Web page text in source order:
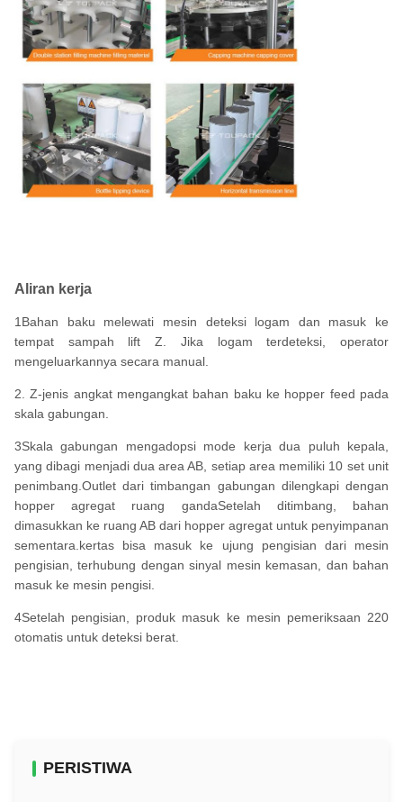
Aliran kerja
1Bahan baku melewati mesin deteksi logam dan masuk ke
tempat sampah lift Z. Jika logam terdeteksi, operator
mengeluarkannya secara manual.
2. Z-jenis angkat mengangkat bahan baku ke hopper feed pada
skala gabungan.
3Skala gabungan mengadopsi mode kerja dua puluh kepala,
yang dibagi menjadi dua area AB, setiap area memiliki 10 set unit
penimbang.Outlet dari timbangan gabungan dilengkapi dengan
hopper agregat ruang gandaSetelah ditimbang, bahan
dimasukkan ke ruang AB dari hopper agregat untuk penyimpanan
sementara.kertas bisa masuk ke ujung pengisian dari mesin
pengisian, terhubung dengan sinyal mesin kemasan, dan bahan
masuk ke mesin pengisi.
4Setelah pengisian, produk masuk ke mesin pemeriksaan 220
otomatis untuk deteksi berat.
PERISTIWA